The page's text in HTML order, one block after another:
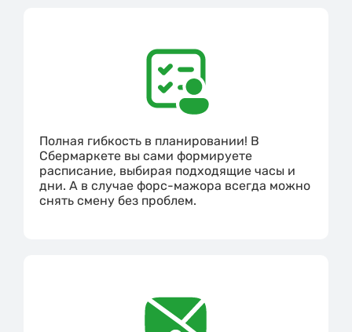
Полная гибкость в планировании! В
Сбермаркете вы сами формируете
расписание, выбирая подходящие часы и
дни. А в случае форс-мажора всегда можно
снять смену без проблем.